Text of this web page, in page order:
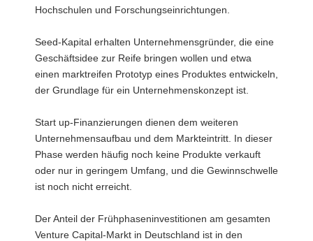
Hochschulen und Forschungseinrichtungen.
Seed-Kapital erhalten Unternehmensgründer, die eine
Geschäftsidee zur Reife bringen wollen und etwa
einen marktreifen Prototyp eines Produktes entwickeln,
der Grundlage für ein Unternehmenskonzept ist.
Start up-Finanzierungen dienen dem weiteren
Unternehmensaufbau und dem Markteintritt. In dieser
Phase werden häufig noch keine Produkte verkauft
oder nur in geringem Umfang, und die Gewinnschwelle
ist noch nicht erreicht.
Der Anteil der Frühphaseninvestitionen am gesamten
Venture Capital-Markt in Deutschland ist in den